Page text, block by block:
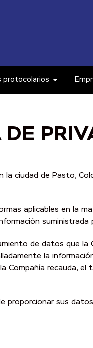
protocolarios
DE
la ciudad de Pasto,
aplicables en la
suministrada
de datos que
la
recauda,
sus datos